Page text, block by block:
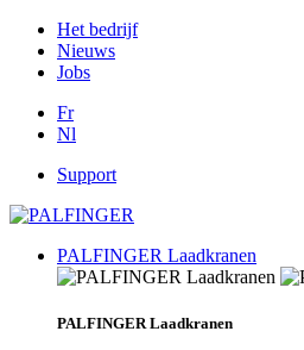
Het bedrijf
Nieuws
Jobs
Fr
Nl
Support
PALFINGER Laadkranen
PALFINGER Laadkranen